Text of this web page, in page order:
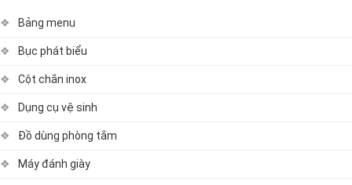
Bảng menu
Bục phát biểu
Cột chắn inox
Dụng cụ vệ sinh
Đồ dùng phòng tắm
Máy đánh giày